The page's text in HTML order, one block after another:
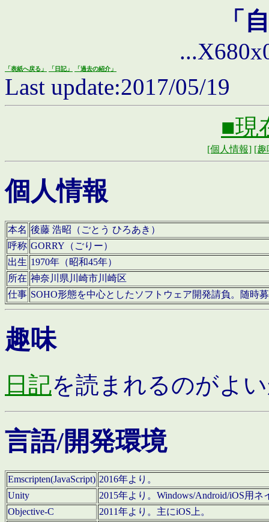
「
「表紙へ戻る」 「日記」 「過去の紹介」
Last update:2017/05/19
■現
[個人情報] [趣
個人情報
本名 後藤 浩昭（ごとう ひろあき）
呼称 GORRY（ごりー）
出生 1970年（昭和45年）
所在 神奈川県川崎市川崎区
仕事 SOHO形態を中心としたソフトウェア開発請負。随時
趣味
日記を読まれるのがよ
言語/開発環境
Emscripten(JavaScript) 2016年より。
Unity
2015年より。Windows/Android/iOS用
Objective-C
2011年より。主にiOS上。